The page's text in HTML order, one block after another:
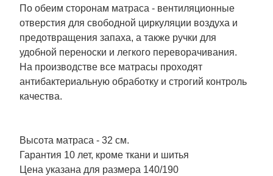
По обеим сторонам матраса - вентиляционные
отверстия для свободной циркуляции воздуха и
предотвращения запаха, а также ручки для
удобной переноски и легкого переворачивания.
На производстве все матрасы проходят
антибактериальную обработку и строгий контроль
качества.
Высота матраса - 32 см.
Гарантия 10 лет, кроме ткани и шитья
Цена указана для размера 140/190